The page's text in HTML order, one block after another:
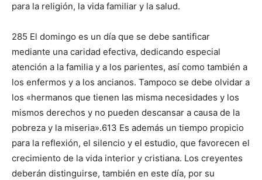
para la religión, la vida familiar y la salud.
285 El domingo es un día que se debe santificar
mediante una caridad efectiva, dedicando especial
atención a la familia y a los parientes, así como también a
los enfermos y a los ancianos. Tampoco se debe olvidar a
los «hermanos que tienen las misma necesidades y los
mismos derechos y no pueden descansar a cau­sa de la
pobreza y la miseria».613 Es además un tiempo propicio
para la reflexión, el silencio y el estudio, que fa­vorecen el
crecimiento de la vida interior y cristiana. Los creyentes
deberán distinguirse, también en este día, por su